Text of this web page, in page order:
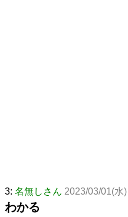
3: 名無しさん 2023/03/01(水
わかる